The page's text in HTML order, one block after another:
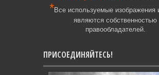
*Все используемые изображения
являются собственностью
правообладателей.
ПРИСОЕДИНЯЙТЕСЬ!